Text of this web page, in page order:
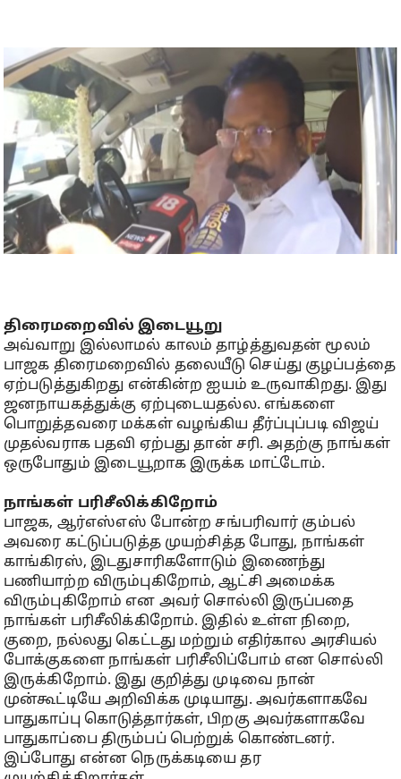
திரைமறைவில் இடையூறு
அவ்வாறு இல்லாமல் காலம் தாழ்த்துவதன் மூலம்
பாஜக திரைமறைவில் தலையீடு செய்து குழப்பத்தை
ஏற்படுத்துகிறது என்கின்ற ஐயம் உருவாகிறது. இது
ஜனநாயகத்துக்கு ஏற்புடையதல்ல. எங்களை
பொறுத்தவரை மக்கள் வழங்கிய தீர்ப்புப்படி விஜய்
முதல்வராக பதவி ஏற்பது தான் சரி. அதற்கு நாங்கள்
ஒருபோதும் இடையூறாக இருக்க மாட்டோம்.
நாங்கள் பரிசீலிக்கிறோம்
பாஜக, ஆர்எஸ்எஸ் போன்ற சங்பரிவார் கும்பல்
அவரை கட்டுப்படுத்த முயற்சித்த போது, நாங்கள்
காங்கிரஸ், இடதுசாரிகளோடும் இணைந்து
பணியாற்ற விரும்புகிறோம், ஆட்சி அமைக்க
விரும்புகிறோம் என அவர் சொல்லி இருப்பதை
நாங்கள் பரிசீலிக்கிறோம். இதில் உள்ள நிறை,
குறை, நல்லது கெட்டது மற்றும் எதிர்கால அரசியல்
போக்குகளை நாங்கள் பரிசீலிப்போம் என சொல்லி
இருக்கிறோம். இது குறித்து முடிவை நான்
முன்கூட்டியே அறிவிக்க முடியாது. அவர்களாகவே
பாதுகாப்பு கொடுத்தார்கள், பிறகு அவர்களாகவே
பாதுகாப்பை திரும்பப் பெற்றுக் கொண்டனர்.
இப்போது என்ன நெருக்கடியை தர